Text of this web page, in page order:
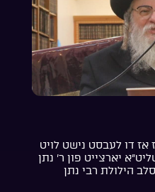
אז דו לעבסט נישט לויט
יארצייט פון ר’ נתן
הילולת רבי נתן